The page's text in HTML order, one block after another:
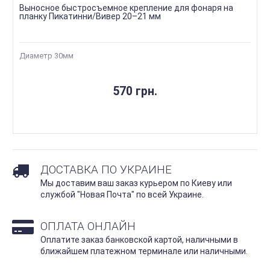
Выносное быстросъемное крепление для фонаря на
планку Пикатинни/Вивер 20–21 мм
Диаметр 30мм
570 грн.
ДОСТАВКА ПО УКРАИНЕ
Мы доставим ваш заказ курьером по Киеву или
службой "Новая Почта" по всей Украине.
ОПЛАТА ОНЛАЙН
Оплатите заказ банковской картой, наличными в
ближайшем платежном терминале или наличными.